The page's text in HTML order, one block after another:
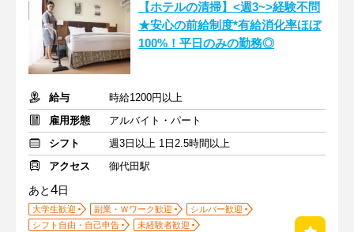
【ホテルの清掃】<週3~>経験不問
★安心の前給制度*有給消化率ほぼ
100%！平日のみの勤務◎
給与
時給1200円以上
雇用形態
アルバイト・パート
シフト
週3日以上 1日2.5時間以上
アクセス
御代田駅
あと4日
大学生歓迎 副業・Ｗワーク歓迎
シルバー歓迎
シフト自由・自己申告
未経験者歓迎